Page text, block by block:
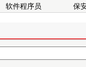
软件程序员 保